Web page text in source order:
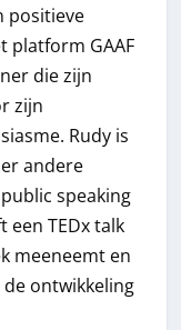
positieve
platform GAAF
die zijn
zijn
Rudy is
andere
speaking
een TEDx talk
meeneemt en
ontwikkeling